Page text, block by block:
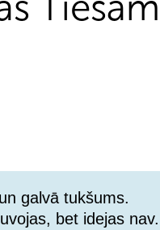
galvā tukšums.
bet idejas nav.